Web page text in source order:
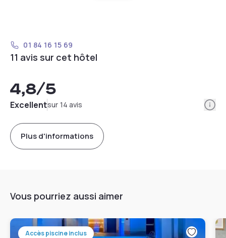
01 84 16 15 69
11 avis sur cet hôtel
4,8/5
Excellentsur 14 avis
Plus d'informations
Vous pourriez aussi aimer
Accès piscine inclus